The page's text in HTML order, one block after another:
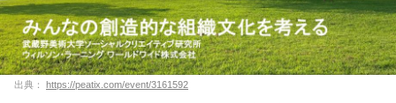
出典： https://peatix.com/event/3161592